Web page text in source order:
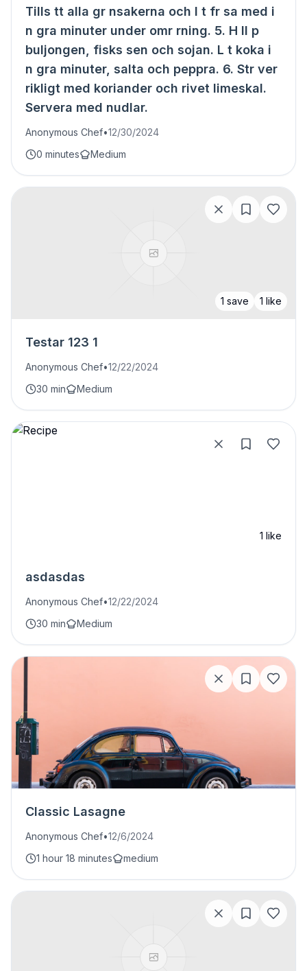
Tills tt alla gr nsakerna och l t fr sa med i
n gra minuter under omr rning. 5. H ll p
buljongen, fisks sen och sojan. L t koka i
n gra minuter, salta och peppra. 6. Str ver
rikligt med koriander och rivet limeskal.
Servera med nudlar.
Anonymous Chef•12/30/2024
0 minutes
Medium
1 save 1 like
Testar 123 1
Anonymous Chef•12/22/2024
30 min
Medium
1 like
asdasdas
Anonymous Chef•12/22/2024
30 min
Medium
Classic Lasagne
Anonymous Chef•12/6/2024
1 hour 18 minutes
medium